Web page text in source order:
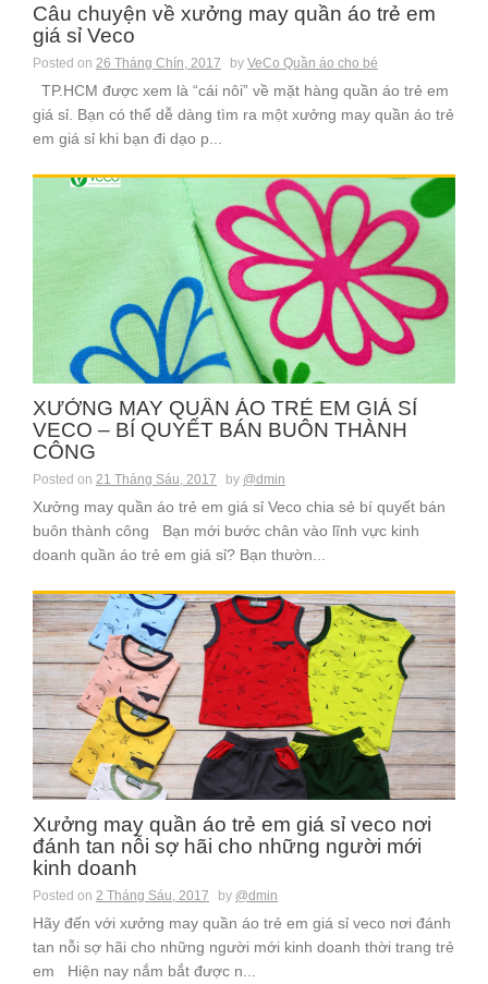
Câu chuyện về xưởng may quần áo trẻ em
giá sỉ Veco
Posted on 26 Tháng Chín, 2017 by VeCo Quần áo cho bé
TP.HCM được xem là “cái nôi” về mặt hàng quần áo trẻ em
giá sỉ. Bạn có thể dễ dàng tìm ra một xưởng may quần áo trẻ
em giá sỉ khi bạn đi dạo p...
XƯỞNG MAY QUẦN ÁO TRẺ EM GIÁ SỈ
VECO – BÍ QUYẾT BÁN BUÔN THÀNH
CÔNG
Posted on 21 Tháng Sáu, 2017 by @dmin
Xưởng may quần áo trẻ em giá sỉ Veco chia sẻ bí quyết bán
buôn thành công Bạn mới bước chân vào lĩnh vực kinh
doanh quần áo trẻ em giá sỉ? Bạn thườn...
Xưởng may quần áo trẻ em giá sỉ veco nơi
đánh tan nỗi sợ hãi cho những người mới
kinh doanh
Posted on 2 Tháng Sáu, 2017 by @dmin
Hãy đến với xưởng may quần áo trẻ em giá sỉ veco nơi đánh
tan nỗi sợ hãi cho những người mới kinh doanh thời trang trẻ
em Hiện nay nắm bắt được n...